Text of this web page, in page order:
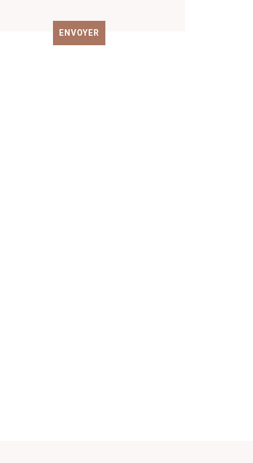
ENVOYER